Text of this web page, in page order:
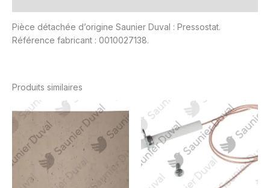
Pièce détachée d’origine Saunier Duval : Pressostat.
Référence fabricant : 0010027138.
Produits similaires